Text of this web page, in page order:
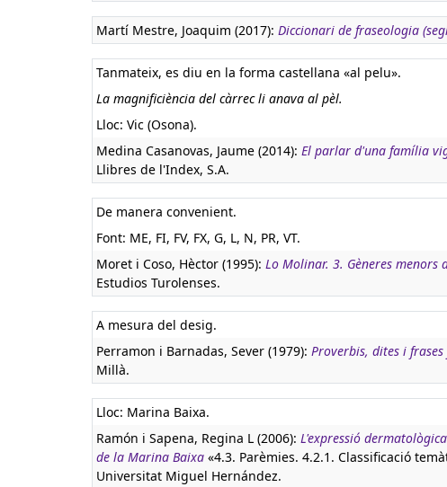
Martí Mestre, Joaquim (2017): Diccionari de fraseologia
Tanmateix, es diu en la forma castellana «al pelu».
La magnificiència del càrrec li anava al pèl.
Lloc: Vic (Osona).
Medina Casanovas, Jaume (2014): El parlar d'una família
Llibres de l'Index, S.A.
De manera convenient.
Font: ME, FI, FV, FX, G, L, N, PR, VT.
Moret i Coso, Hèctor (1995): Lo Molinar. 3. Gèneres
Estudios Turolenses.
A mesura del desig.
Perramon i Barnadas, Sever (1979): Proverbis, dites i
Millà.
Lloc: Marina Baixa.
Ramón i Sapena, Regina L (2006): L'expressió
de la Marina Baixa «4.3. Parèmies. 4.2.1. Classificació
Universitat Miguel Hernández.